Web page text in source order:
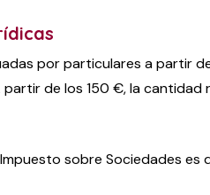
por particulares a partir
partir de los 150 €, la cantidad
sobre Sociedades es